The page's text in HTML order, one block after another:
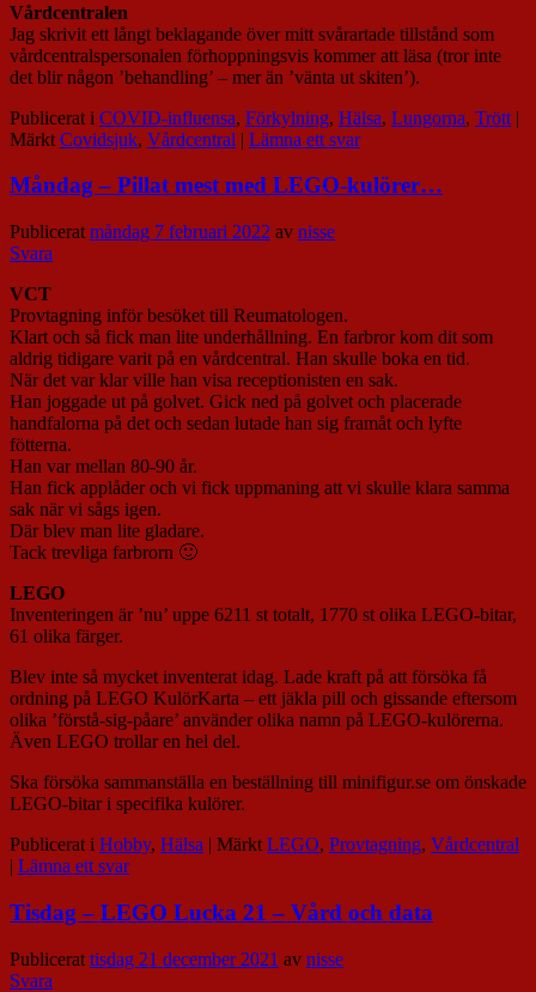
Vårdcentralen
Jag skrivit ett långt beklagande över mitt svårartade tillstånd som
vårdcentralspersonalen förhoppningsvis kommer att läsa (tror inte
det blir någon ’behandling’ – mer än ’vänta ut skiten’).
Publicerat i COVID-influensa, Förkylning, Hälsa, Lungorna, Trött |
Märkt Covidsjuk, Vårdcentral | Lämna ett svar
Måndag – Pillat mest med LEGO-kulörer…
Publicerat måndag 7 februari 2022 av nisse
Svara
VCT
Provtagning inför besöket till Reumatologen.
Klart och så fick man lite underhållning. En farbror kom dit som
aldrig tidigare varit på en vårdcentral. Han skulle boka en tid.
När det var klar ville han visa receptionisten en sak.
Han joggade ut på golvet. Gick ned på golvet och placerade
handfalorna på det och sedan lutade han sig framåt och lyfte
fötterna.
Han var mellan 80-90 år.
Han fick applåder och vi fick uppmaning att vi skulle klara samma
sak när vi sågs igen.
Där blev man lite gladare.
Tack trevliga farbrorn 🙂
LEGO
Inventeringen är ’nu’ uppe 6211 st totalt, 1770 st olika LEGO-bitar,
61 olika färger.
Blev inte så mycket inventerat idag. Lade kraft på att försöka få
ordning på LEGO KulörKarta – ett jäkla pill och gissande eftersom
olika ’förstå-sig-påare’ använder olika namn på LEGO-kulörerna.
Även LEGO trollar en hel del.
Ska försöka sammanställa en beställning till minifigur.se om önskade
LEGO-bitar i specifika kulörer.
Publicerat i Hobby, Hälsa | Märkt LEGO, Provtagning, Vårdcentral
| Lämna ett svar
Tisdag – LEGO Lucka 21 – Vård och data
Publicerat tisdag 21 december 2021 av nisse
Svara